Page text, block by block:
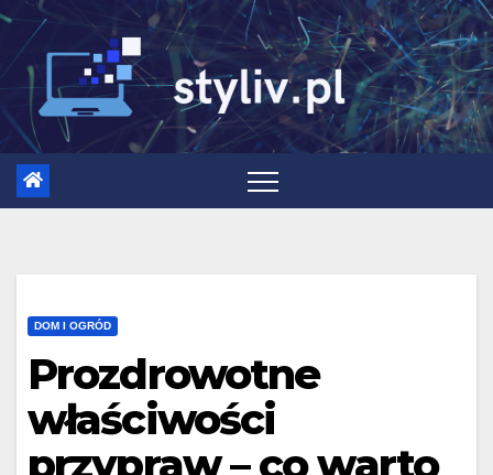
Skip
content
DOM I OGRÓD
Prozdrowotne
właściwości